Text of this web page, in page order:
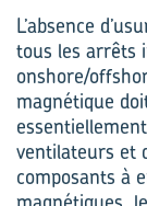
L’absence
tous les arrêts
onshore/
magnétique
ventilateurs et
composants à